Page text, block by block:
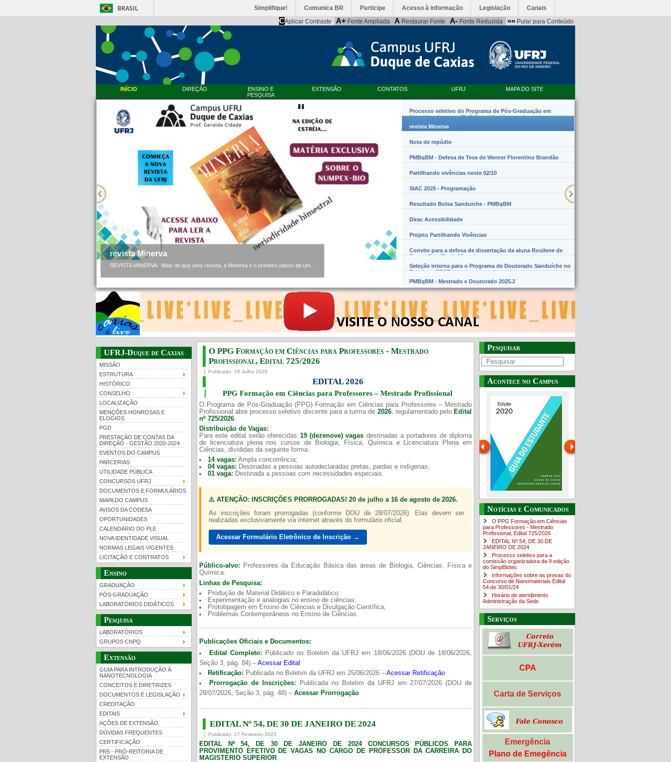
BRASIL Simplifique! Comunica BR Participe Acesso à informação Legislação Canais
CAplicar Contraste A+ Fonte Ampliada A Restaurar Fonte A- Fonte Reduzida »» Pular para Conteúdo
INÍCIO DIREÇÃO
ENSINO E
PESQUISA
EXTENSÃO CONTATOS UFRJ MAPA DO SITE
revista Minerva
REVISTA MINERVA Mais do que uma revista, a Minerva é o primeiro passo de um...
Processo seletivo do Programa de Pós-Graduação em
Nanobiossistemas (PpG Nanobiossistemas)
revista Minerva
Nota de repúdio
PMBqBM - Defesa de Tese de Werner Florentino Brandão
Partilhando vivências neste 02/10
SIAC 2025 - Programação
Resultado Bolsa Sanduiche - PMBqBM
Dirac Acessibilidade
Projeto Partilhando Vivências
Convite para a defesa de dissertação da aluna Rosilene de
Barros Damião de Miranda
Seleção interna para o Programa de Doutorado Sanduíche no
Exterior – PDSE
PMBqBM - Mestrado e Doutorado 2025.2
UFRJ-Duque de Caxias
MISSÃO
ESTRUTURA
HISTÓRICO
CONSELHO
LOCALIZAÇÃO
MENÇÕES HONROSAS E
ELOGIOS
PGD
PRESTAÇÃO DE CONTAS DA
DIREÇÃO - GESTÃO 2020-2024
EVENTOS DO CAMPUS
PARCERIAS
UTILIDADE PÚBLICA
CONCURSOS UFRJ
DOCUMENTOS E FORMULÁRIOS
MAPA DO CAMPUS
AVISOS DA CODESA
OPORTUNIDADES
CALENDÁRIO DO PLE
NOVA IDENTIDADE VISUAL
NORMAS LEGAIS VIGENTES
LICITAÇÃO E CONTRATOS
Ensino
GRADUAÇÃO
PÓS-GRADUAÇÃO
LABORATÓRIOS DIDÁTICOS
Pesquisa
LABORATÓRIOS
GRUPOS CNPQ
Extensão
GUIA PARA INTRODUÇÃO À
NANOTECNOLOGIA
CONCEITOS E DIRETRIZES
DOCUMENTOS E LEGISLAÇÃO
CREDITAÇÃO
EDITAIS
AÇÕES DE EXTENSÃO
DÚVIDAS FREQUENTES
CERTIFICAÇÃO
PR5 - PRÓ-REITORIA DE
EXTENSÃO
O PPG Formação em Ciências para Professores - Mestrado
Profissional, Edital ​725/202​6
Publicado: 28 Julho 2026
EDITAL 2026
PPG Formação em Ciências para Professores – Mestrado Profissional
O Programa de Pós-Graduação (PPG) Formação em Ciências para Professores – Mestrado
Profissional abre processo seletivo discente para a turma de 2026, regulamentado pelo Edital
nº 725/2026.
Distribuição de Vagas:
Para este edital serão oferecidas 19 (dezenove) vagas destinadas a portadores de diploma
de licenciatura plena nos cursos de Biologia, Física, Química e Licenciatura Plena em
Ciências, divididas da seguinte forma:
14 vagas: Ampla concorrência;
04 vagas: Destinadas a pessoas autodeclaradas pretas, pardas e indígenas;
01 vaga: Destinada a pessoas com necessidades especiais.
⚠️ ATENÇÃO: INSCRIÇÕES PRORROGADAS! 20 de julho a 16 de agosto de 2026.
As inscrições foram prorrogadas (conforme DOU de 28/07/2026). Elas devem ser
realizadas exclusivamente via internet através do formulário oficial.
Acessar Formulário Eletrônico de Inscrição →
Público-alvo: Professores da Educação Básica das áreas de Biologia, Ciências, Física e
Química.
Linhas de Pesquisa:
Produção de Material Didático e Paradidático;
Experimentação e analogias no ensino de ciências;
Prototipagem em Ensino de Ciências e Divulgação Científica;
Problemas Contemporâneos no Ensino de Ciências.
Publicações Oficiais e Documentos:
Edital Completo: Publicado no Boletim da UFRJ em 18/06/2026 (DOU de 18/06/2026,
Seção 3, pág. 84) –Acessar Edital
Retificação: Publicada no Boletim da UFRJ em 25/06/2026 –Acessar Retificação
Prorrogação de Inscrições: Publicada no Boletim da UFRJ em 27/07/2026 (DOU de
28/07/2026, Seção 3, pág. 48) – Acessar Prorrogação
EDITAL Nº 54, DE 30 DE JANEIRO DE 2024
Publicado: 27 Fevereiro 2025
EDITAL Nº 54, DE 30 DE JANEIRO DE 2024 CONCURSOS PÚBLICOS PARA
PROVIMENTO EFETIVO DE VAGAS NO CARGO DE PROFESSOR DA CARREIRA DO
MAGISTÉRIO SUPERIOR
Pesquisar
Acontece no Campus
Guia do estudante
https://www.youtube.com/channel/UC46BbEKCwNCdJvi4sNpOf3w
UFRJ 100 anos Notícias e Comunicados
O PPG Formação em Ciências
para Professores - Mestrado
Profissional, Edital ​725/202​6
EDITAL Nº 54, DE 30 DE
JANEIRO DE 2024
Processo seletivo para a
comissão organizadora da 9 edição
do SimpBiotec
Informações sobre as provas do
Concurso de Nanomateriais Edital
54 de 30/01/24
Horário de atendimento
Administração da Sede
Serviços
CPA
Carta de Serviços
Emergência
Plano de Emegência